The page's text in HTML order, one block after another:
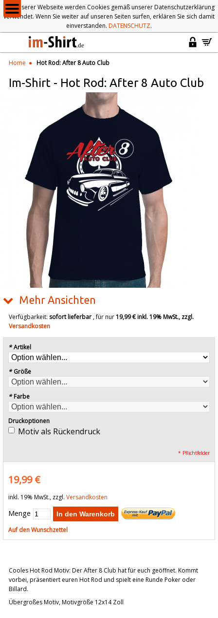
Auf unserer Webseite werden Cookies gemäß unserer Datenschutzerklärung
verwendet. Wenn Sie weiter auf unseren Seiten surfen, erklären Sie sich damit
einverstanden. DATENSCHUTZ.
Home Hot Rod: After 8 Auto Club
Im-Shirt - Hot Rod: After 8 Auto Club
Mehr Ansichten
Cooles Hot Rod Motiv: Der After 8 Club hat für euch geöffnet. Kommt
vorbei, präsentiert euren Hot Rod und spielt eine Runde Poker oder
Billard.
Übergroßes Motiv, Motivgröße 12x14 Zoll
Verfügbarkeit: sofort lieferbar, für nur19,99 €inkl. 19% MwSt., zzgl.
Versandkosten
* Artikel
* Größe
* Farbe
Druckoptionen
Motiv als Rückendruck
* Pflichtfelder
19,99 €
inkl. 19% MwSt., zzgl. Versandkosten
Menge In den Warenkorb
Auf den Wunschzettel